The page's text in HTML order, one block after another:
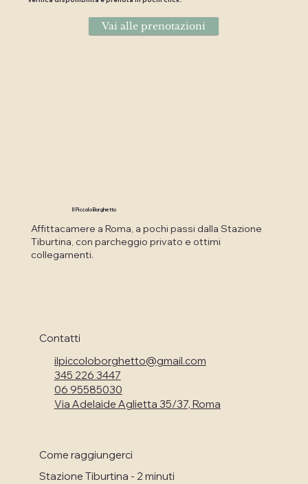
Vai alle prenotazioni
Il Piccolo Borghetto
Affittacamere a Roma, a pochi passi dalla Stazione
Tiburtina, con parcheggio privato e ottimi
collegamenti.
Contatti
ilpiccoloborghetto@gmail.com
345 226 3447
06 95585030
Via Adelaide Aglietta 35/37, Roma
Come raggiungerci
Stazione Tiburtina - 2 minuti